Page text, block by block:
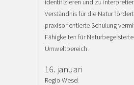
identifizieren und zu
Verständnis für die Natur
praxisorientierte Schulung
Fähigkeiten für
Umweltbereich.
16. januari
Regio Wesel